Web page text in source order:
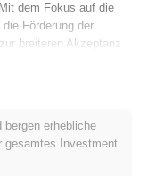
dem Fokus auf die
Förderung der
breiteren Akzeptanz
ins Leben
und Sicherheit
von einem Team
bergen erhebliche
gesamtes Investment